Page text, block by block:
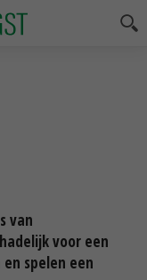
van
voor een
spelen een